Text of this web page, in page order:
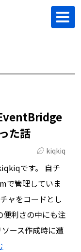
た話
kiqkiq
です。 自チ
で管理していま
ャをコードとし
便利さの中にも注
ース作成時に遭